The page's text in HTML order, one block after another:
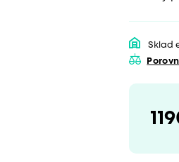
Sklad